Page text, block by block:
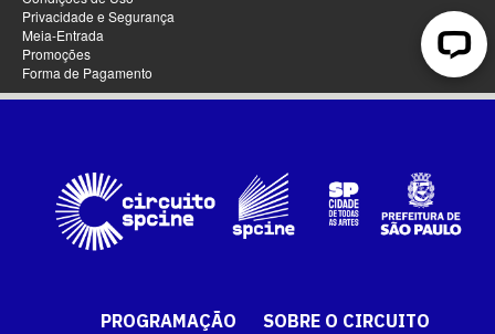
PROGRAMAÇÃO SOBRE O CIRCUITO